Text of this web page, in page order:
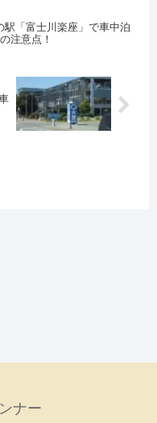
駅「富士川楽座」で車中泊
注意点！
ナー